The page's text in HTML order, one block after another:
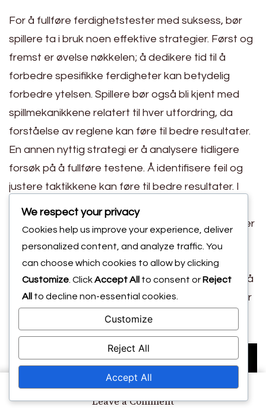
Leave a Commenton
For å fullføre ferdighetstester med suksess, bør
spillere ta i bruk noen effektive strategier. Først og
fremst er øvelse nøkkelen; å dedikere tid til å
forbedre spesifikke ferdigheter kan betydelig
forbedre ytelsen. Spillere bør også bli kjent med
spillmekanikkene relatert til hver utfordring, da
forståelse av reglene kan føre til bedre resultater.
En annen nyttig strategi er å analysere tidligere
forsøk på å fullføre testene. Å identifisere feil og
justere taktikkene kan føre til bedre resultater. I
lagkamerater gi verdifulle innsikter og støtte under
utfordrende tester.
Vanlige fallgruver å unngå inkluderer å haste
gjennom utfordringer uten riktig forberedelse og å
bli frustrert over vanskelige oppgaver. Å ta pauser
og nærme seg utfordringer med et klart sinn kan
forbedre fokus og ytelse.
We respect your privacy
Cookies help us improve your experience, deliver
personalized content, and analyze traffic. You
can choose which cookies to allow by clicking
Customize . ClickAccept All to consent or Reject
All
to decline non-essential cookies.
Customize
Reject All
Accept All